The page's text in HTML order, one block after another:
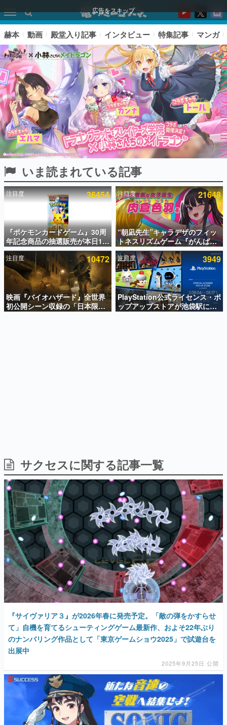
広告をスキップ
ピックアップ
電ファミのいま読まれている記事ランキング
アプリセール情報
インタビュー
連載・特集一覧
殿堂入り記事
SNS拡散数が数千以上！ ページビュー数万以上！ などな
ど。多くの人々に読まれた、電ファミ渾身の“殿堂入り”記
事をまとめました。
日本のコンテンツ産業やカルチャーに与えた影響を探る企
画です。
日本モバイルゲーム産業史
日本のモバイルゲーム史における主要なトピック・タイト
ルを網羅するほか、開発者へのインタビューや識者による
解説を掲載。約20年の歴史が一望できる決定版！
若ゲのいたり〜ゲームクリエイターの青春〜
『うつヌケ』『ペンと箸』等で知られるマンガ家・田中圭
一先生によるゲーム業界レポートマンガです。
なんでゲームは面白い？
ゲーム開発者・hamatsu氏がゲームの魅力を画面や操作の
具体的な形から解き明かしていく、硬派で骨太な評論連載
です。
「経験値」「裏技」「ラスボス」… ゲームにまつわる言葉
の起源や用法の変遷を、コンピューター文化史研究家・タ
イニーP氏が徹底調査。
特集記事
マンガ
女性向け
赫本 動画 殿堂入り記事 インタビュー 特集記事 マンガ
いま読まれている記事
注目度 36454
『ポケモンカードゲーム』30周
年記念商品の抽選販売が本日12
時より開始。拡張パック「30th
CELEBRATION」のボックス
に、「プレミアムデッキセット
エーフィ・ブラッキー」
「FUTURISTIC BOX」の計3商
品
注目度 21648
“朝凪先生”キャラデザのフィッ
トネスリズムゲーム『がんば
れ！チアリズム』Steamストア
ページが公開。キャラクターの
CVは陽向葵ゅかさん
注目度 10472
映画『バイオハザード』全世界
初公開シーン収録の「日本限
定」予告映像が解禁。バイオの
注目度 3949
PlayStation公式ライセンス・ポ
ップアップストアが池袋駅にて
期間限定で開催。夏のアパレル
サクセスに関する記事一覧
『サイヴァリア３』が2026年春に発売予定。「敵の弾をかすらせ
て」自機を育てるシューティングゲーム最新作、およそ22年ぶり
のナンバリング作品として「東京ゲームショウ2025」で試遊台を
出展中
2025年9月25日 公開